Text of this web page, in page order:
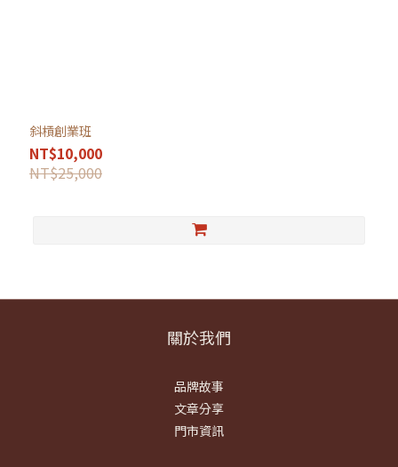
斜槓創業班
NT$10,000
NT$25,000
關於我們
品牌故事
文章分享
門市資訊